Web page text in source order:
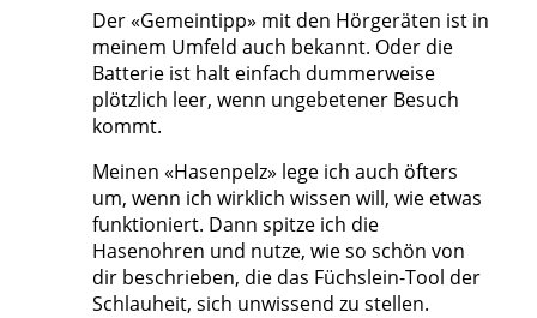
Der «Gemeintipp» mit den Hörgeräten ist in
meinem Umfeld auch bekannt. Oder die
Batterie ist halt einfach dummerweise
plötzlich leer, wenn ungebetener Besuch
kommt.
Meinen «Hasenpelz» lege ich auch öfters
um, wenn ich wirklich wissen will, wie etwas
funktioniert. Dann spitze ich die
Hasenohren und nutze, wie so schön von
dir beschrieben, die das Füchslein-Tool der
Schlauheit, sich unwissend zu stellen.